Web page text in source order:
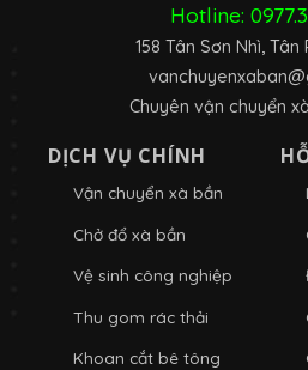
Hotline:
158 Tân Sơn Nhì, Tân
Chuyên vận chuyển
DỊCH VỤ CHÍNH
Vận chuyển xà bần
Chở đổ xà bần
Vệ sinh công nghiệp
Thu gom rác thải
Khoan cắt bê tông